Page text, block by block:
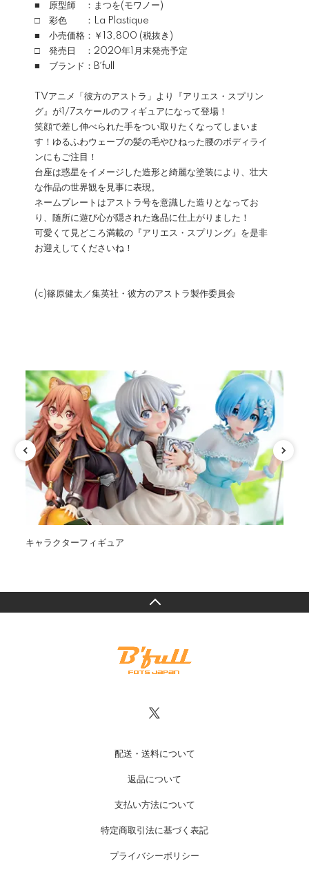
■ 原型師 ：まつを(モワノー)
□ 彩色 ：La Plastique
■ 小売価格：￥13,800 (税抜き)
□ 発売日 ：2020年1月末発売予定
■ ブランド：B´full
TVアニメ「彼方のアストラ」より『アリエス・スプリン
グ』が1/7スケールのフィギュアになって登場！
笑顔で差し伸べられた手をつい取りたくなってしまいま
す！ゆるふわウェーブの髪の毛やひねった腰のボディライ
ンにもご注目！
台座は惑星をイメージした造形と綺麗な塗装により、壮大
な作品の世界観を見事に表現。
ネームプレートはアストラ号を意識した造りとなってお
り、随所に遊び心が隠された逸品に仕上がりました！
可愛くて見どころ満載の『アリエス・スプリング』を是非
お迎えしてくださいね！
(c)篠原健太／集英社・彼方のアストラ製作委員会
カテゴリ
キャラクターフィギュア
配送・送料について
返品について
支払い方法について
特定商取引法に基づく表記
プライバシーポリシー